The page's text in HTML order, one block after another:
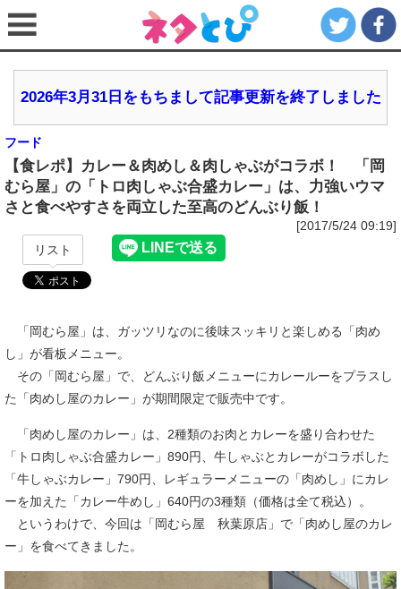
2026年3月31日をもちまして記事更新を終了しました
フード
【食レポ】カレー＆肉めし＆肉しゃぶがコラボ！ 「岡
むら屋」の「トロ肉しゃぶ合盛カレー」は、力強いウマ
さと食べやすさを両立した至高のどんぶり飯！
[2017/5/24 09:19]
リスト
「岡むら屋」は、ガッツリなのに後味スッキリと楽しめる「肉め
し」が看板メニュー。
その「岡むら屋」で、どんぶり飯メニューにカレールーをプラスし
た「肉めし屋のカレー」が期間限定で販売中です。
「肉めし屋のカレー」は、2種類のお肉とカレーを盛り合わせた
「トロ肉しゃぶ合盛カレー」890円、牛しゃぶとカレーがコラボした
「牛しゃぶカレー」790円、レギュラーメニューの「肉めし」にカレ
ーを加えた「カレー牛めし」640円の3種類（価格は全て税込）。
というわけで、今回は「岡むら屋 秋葉原店」で「肉めし屋のカレ
ー」を食べてきました。